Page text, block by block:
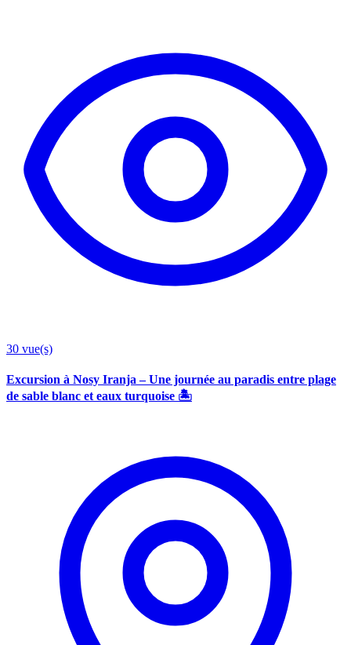
30 vue(s)
Excursion à Nosy Iranja – Une journée au paradis entre plage
de sable blanc et eaux turquoise 🏝️